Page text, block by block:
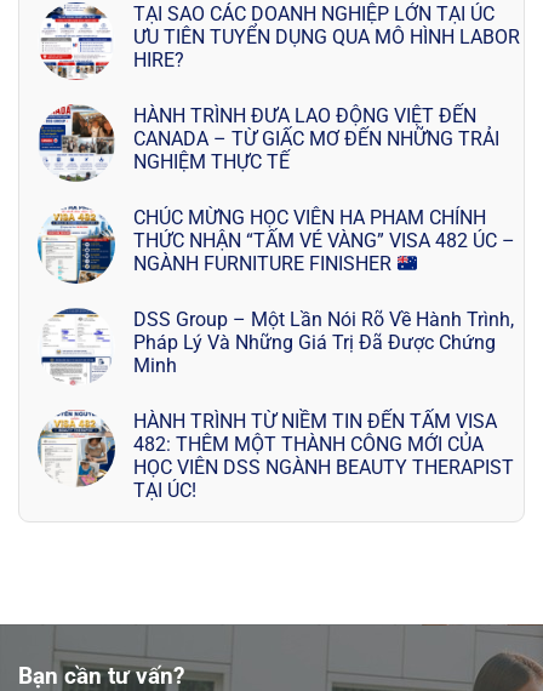
TẠI SAO CÁC DOANH NGHIỆP LỚN TẠI ÚC
ƯU TIÊN TUYỂN DỤNG QUA MÔ HÌNH LABOR
HIRE?
HÀNH TRÌNH ĐƯA LAO ĐỘNG VIỆT ĐẾN
CANADA – TỪ GIẤC MƠ ĐẾN NHỮNG TRẢI
NGHIỆM THỰC TẾ
CHÚC MỪNG HỌC VIÊN HA PHAM CHÍNH
THỨC NHẬN “TẤM VÉ VÀNG” VISA 482 ÚC –
NGÀNH FURNITURE FINISHER
DSS Group – Một Lần Nói Rõ Về Hành Trình,
Pháp Lý Và Những Giá Trị Đã Được Chứng
Minh
HÀNH TRÌNH TỪ NIỀM TIN ĐẾN TẤM VISA
482: THÊM MỘT THÀNH CÔNG MỚI CỦA
HỌC VIÊN DSS NGÀNH BEAUTY THERAPIST
TẠI ÚC!
Bạn cần tư vấn?